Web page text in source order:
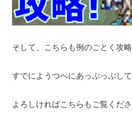
そして、こちらも例のごとく攻
すでにようつべにあっぷっぷし
よろしければこちらもご覧くだ